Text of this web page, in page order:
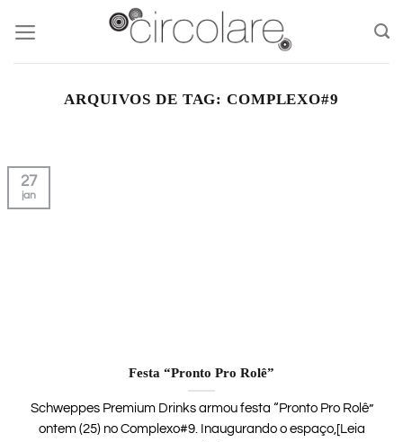
content
ARQUIVOS DE TAG:COMPLEXO#9
Festa “Pronto Pro Rolê”
Schweppes Premium Drinks armou festa “Pronto Pro Rolê”
ontem (25) no Complexo#9. Inaugurando o espaço,[Leia
27
jan